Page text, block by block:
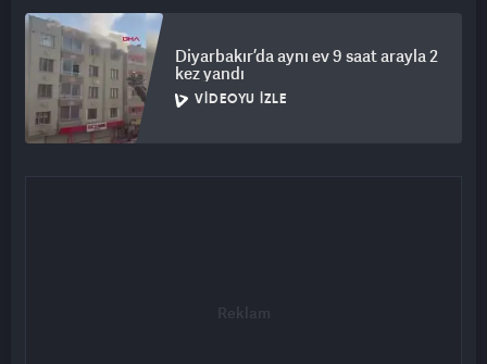
Diyarbakır’da aynı ev 9 saat arayla 2
kez yandı
VIDEOYU İZLE